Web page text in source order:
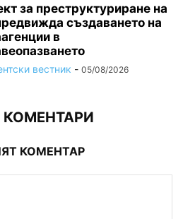
за преструктуриране на
създаването на
в
вестник - 05/08/2026
КОМЕНТАР